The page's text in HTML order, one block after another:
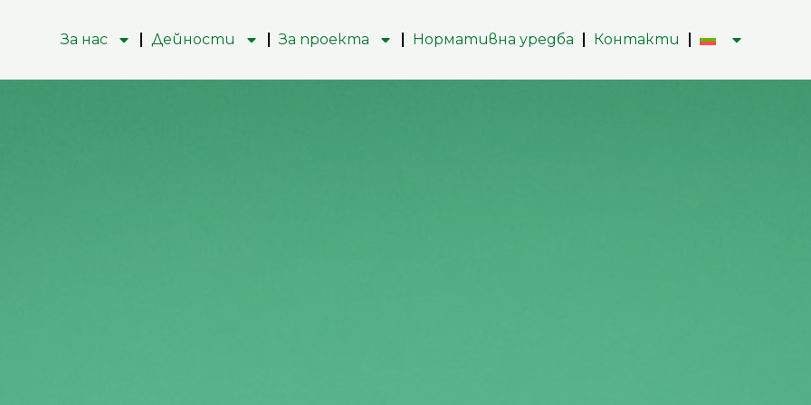
За нас Дейности За проекта Нормативна уредба Контакти